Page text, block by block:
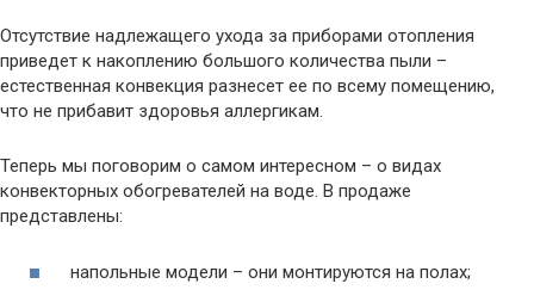
Отсутствие надлежащего ухода за приборами отопления
приведет к накоплению большого количества пыли –
естественная конвекция разнесет ее по всему помещению,
что не прибавит здоровья аллергикам.
Теперь мы поговорим о самом интересном – о видах
конвекторных обогревателей на воде. В продаже
представлены:
напольные модели – они монтируются на полах;